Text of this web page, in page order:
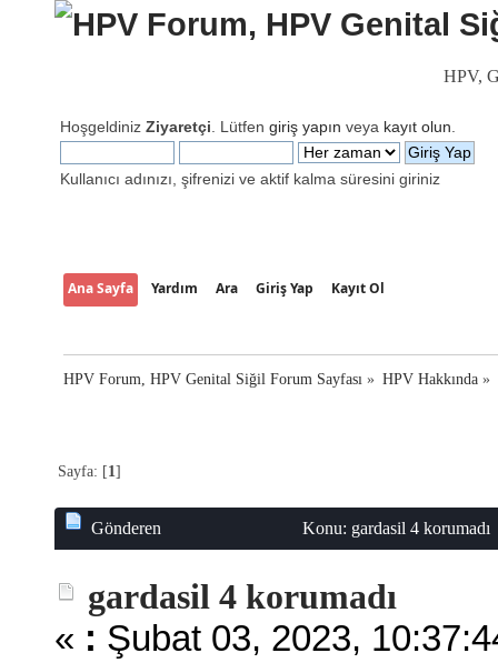
HPV,
Hoşgeldiniz Ziyaretçi . Lütfen giriş yapın veya kayıt olun
Kullanıcı adınızı, şifrenizi ve aktif kalma süresini giriniz
Ana Sayfa Yardım Ara Giriş Yap Kayıt Ol
HPV Forum, HPV Genital Siğil Forum Sayfası » HPV Hakkında»
Sayfa: [1]
Gönderen Konu: gardasil 4 korumadı
gardasil 4 korumadı
« : Şubat 03, 2023,